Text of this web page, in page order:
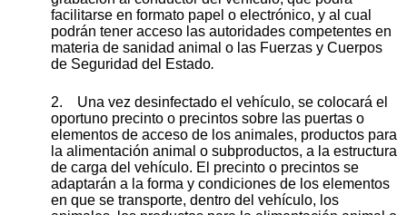
facilitarse en formato papel o electrónico, y al cual
podrán tener acceso las autoridades competentes en
materia de sanidad animal o las Fuerzas y Cuerpos
de Seguridad del Estado.
2. Una vez desinfectado el vehículo, se colocará el
oportuno precinto o precintos sobre las puertas o
elementos de acceso de los animales, productos para
la alimentación animal o subproductos, a la estructura
de carga del vehículo. El precinto o precintos se
adaptarán a la forma y condiciones de los elementos
en que se transporte, dentro del vehículo, los